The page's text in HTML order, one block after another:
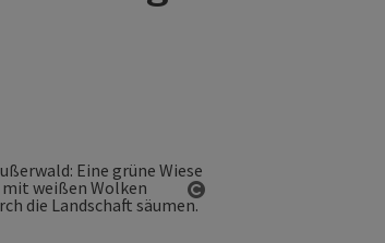
Copyright öffnen